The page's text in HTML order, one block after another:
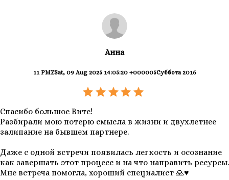
11 PMZSat, 09 Aug 2025 14:05:20 +000005Суббота 2016
Анна
Спасибо большое Вите!
Разбирали мою потерю смысла в жизни и двухлетнее
залипание на бывшем партнере.
Даже с одной встречи появилась легкость и осознание
как завершать этот процесс и на что направить ресурсы.
Мне встреча помогла, хороший специалист 🙏♥️